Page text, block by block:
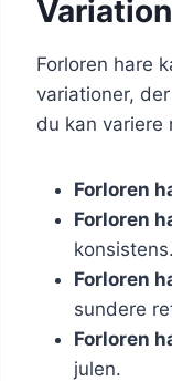
Forloren hare
variationer,
du kan variere
Forloren
Forloren
konsistens.
Forloren
sundere
Forloren
julen.